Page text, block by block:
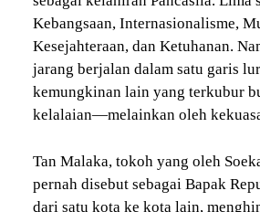
Kebangsaan, Internasionalisme,
Kesejahteraan, dan Ketuhanan.
jarang berjalan dalam satu garis
kemungkinan lain yang terkubur
kelalaian—melainkan oleh
Tan Malaka, tokoh yang oleh
pernah disebut sebagai Bapak
dari satu kota ke kota lain,